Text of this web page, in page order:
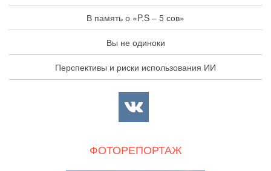
В память о «P.S – 5 сов»
Вы не одиноки
Перспективы и риски использования ИИ
ФОТОРЕПОРТАЖ